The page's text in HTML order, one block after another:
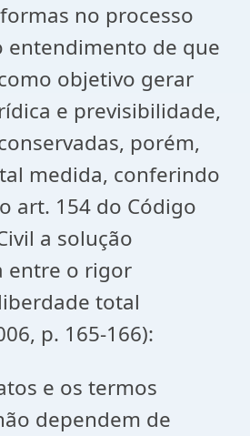
no processo
entendimento de que
objetivo gerar
e previsibilidade,
porém,
medida, conferindo
art. 154 do Código
a solução
entre o rigor
total
p. 165-166):
e os termos
dependem de